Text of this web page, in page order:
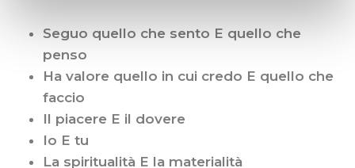
Seguo quello che sento E quello che
penso
Ha valore quello in cui credo E quello che
faccio
Il piacere E il dovere
Io E tu
La spiritualità E la materialità